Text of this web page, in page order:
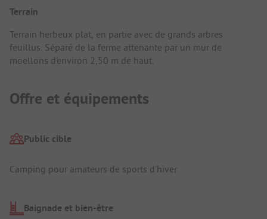
Terrain
Terrain herbeux plat, en partie avec de grands arbres
feuillus. Séparé de la ferme attenante par un mur de
moellons d'environ 2,50 m de haut.
Offre et équipements
Public cible
Camping pour amateurs de sports d'hiver
Baignade et bien-être